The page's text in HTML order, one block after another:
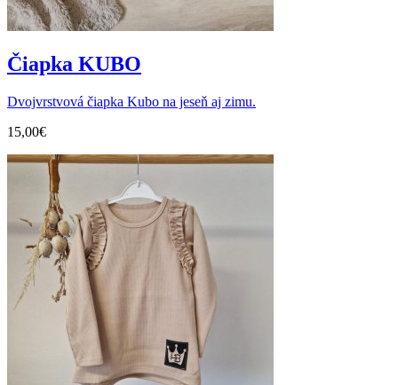
Čiapka KUBO
Dvojvrstvová čiapka Kubo na jeseň aj zimu.
15,00€